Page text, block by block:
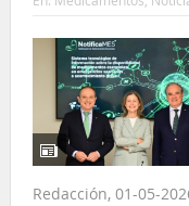
Redacción, 01-05-